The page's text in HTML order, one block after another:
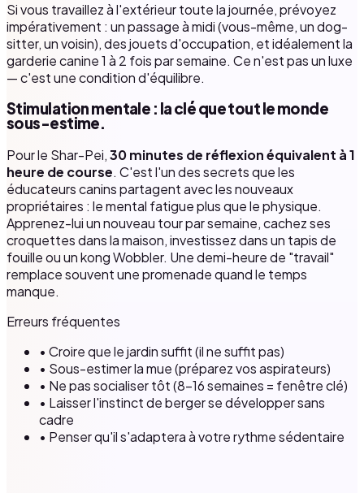
Si vous travaillez à l'extérieur toute la journée, prévoyez
impérativement : un passage à midi (vous-même, un dog-
sitter, un voisin), des jouets d'occupation, et idéalement la
garderie canine 1 à 2 fois par semaine. Ce n'est pas un luxe
— c'est une condition d'équilibre.
Stimulation mentale : la clé que tout le monde
sous-estime.
Pour le Shar-Pei,30 minutes de réflexion équivalent à 1
heure de course. C'est l'un des secrets que les
éducateurs canins partagent avec les nouveaux
propriétaires : le mental fatigue plus que le physique.
Apprenez-lui un nouveau tour par semaine, cachez ses
croquettes dans la maison, investissez dans un tapis de
fouille ou un kong Wobbler. Une demi-heure de "travail"
remplace souvent une promenade quand le temps
manque.
Erreurs fréquentes
• Croire que le jardin suffit (il ne suffit pas)
• Sous-estimer la mue (préparez vos aspirateurs)
• Ne pas socialiser tôt (8–16 semaines = fenêtre clé)
• Laisser l'instinct de berger se développer sans
cadre
• Penser qu'il s'adaptera à votre rythme sédentaire